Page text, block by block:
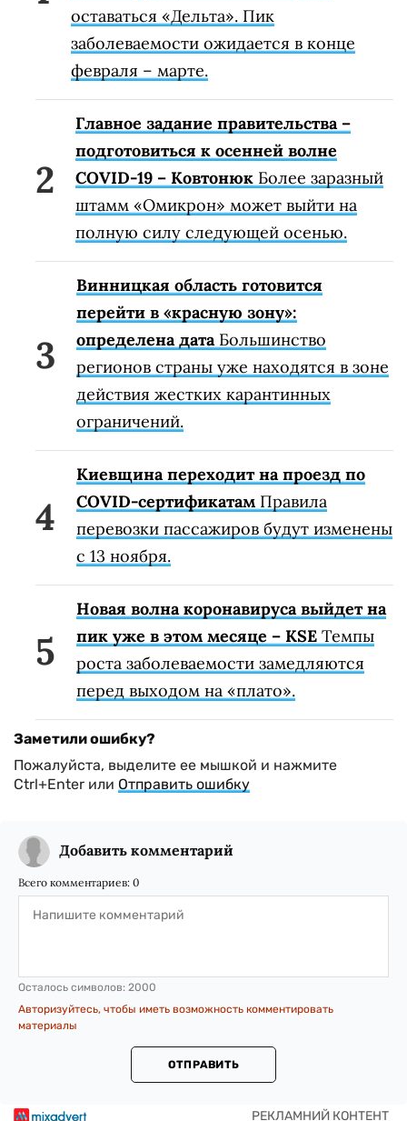
оставаться «Дельта». Пик
заболеваемости ожидается в конце
февраля – марте.
Главное задание правительства –
подготовиться к осенней волне
COVID-19 – Ковтонюк Более заразный
штамм «Омикрон» может выйти на
полную силу следующей осенью.
Винницкая область готовится
перейти в «красную зону»:
определена датаБольшинство
регионов страны уже находятся в зоне
действия жестких карантинных
ограничений.
Киевщина переходит на проезд по
COVID-сертификатам Правила
перевозки пассажиров будут изменены
с 13 ноября.
Новая волна коронавируса выйдет на
пик уже в этом месяце – KSE Темпы
роста заболеваемости замедляются
перед выходом на «плато».
Заметили ошибку?
Пожалуйста, выделите ее мышкой и нажмите
Ctrl+Enter или Отправить ошибку
Добавить комментарий
Всего комментариев: 0
Осталось символов: 2000
Авторизуйтесь, чтобы иметь возможность комментировать
материалы
ОТПРАВИТЬ